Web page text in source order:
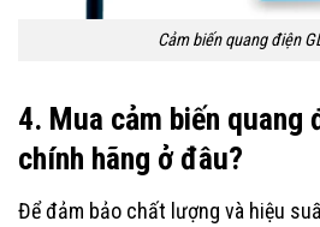
Cảm biến quang điện
4. Mua cảm biến quang
chính hãng ở đâu?
Để đảm bảo chất lượng và hiệu